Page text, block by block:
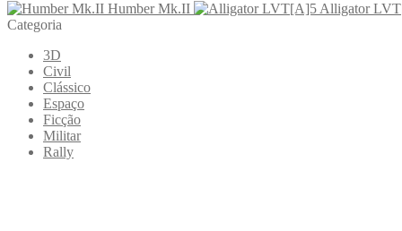
Humber Mk.II
Alligator
Categoria
3D
Civil
Clássico
Espaço
Ficção
Militar
Rally